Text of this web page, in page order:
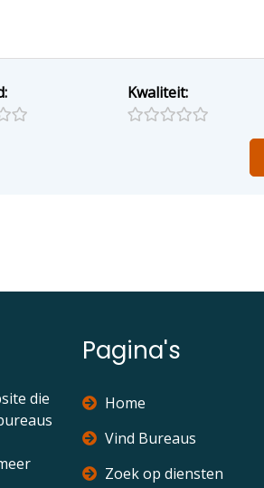
Kwaliteit:
die
Pagina's
Home
Vind Bureaus
Zoek op diensten